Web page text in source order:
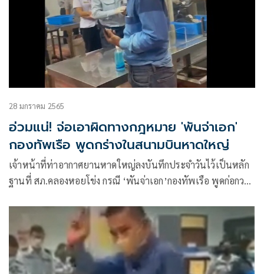
28 มกราคม 2565
อ่วมแน่! จ่อเอาผิดทางกฎหมาย 'พันจ่าเอก'
กองทัพเรือ พูดกร่างในสนามบินหาดใหญ่
เจ้าหน้าที่ท่าอากาศยานหาดใหญ่ลงบันทึกประจำวันไว้เป็นหลัก
ฐานที่ สภ.คลองหอยโข่ง กรณี ‘พันจ่าเอก’กองทัพเรือ พูดก่อกวน